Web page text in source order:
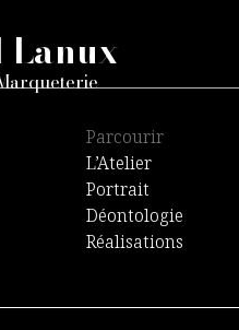
Lanux
Parcourir
L’Atelier
Portrait
Déontologie
Réalisations